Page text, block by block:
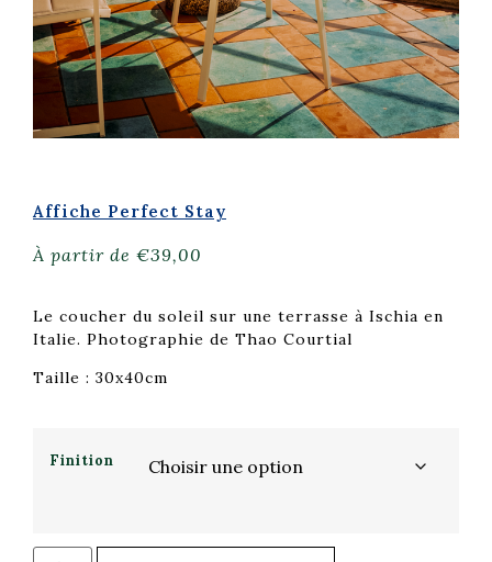
Affiche Perfect Stay
À partir de €39,00
Le coucher du soleil sur une terrasse à Ischia en
Italie. Photographie de Thao Courtial
Taille : 30x40cm
Finition